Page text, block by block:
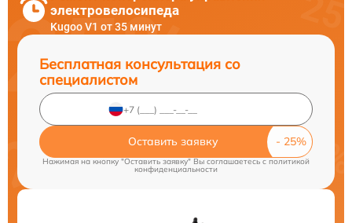
электровелосипеда
Kugoo V1 от 35 минут
Бесплатная консультация со
специалистом
Оставить заявку
Нажимая на кнопку "Оставить заявку" Вы соглашаетесь cполитикой
конфиденциальности